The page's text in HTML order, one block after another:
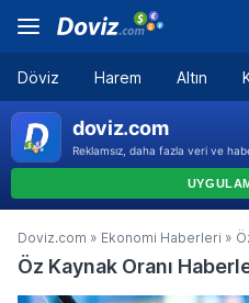
Döviz Harem Altın
Doviz.com » Ekonomi Haberleri »
Öz Kaynak Oranı